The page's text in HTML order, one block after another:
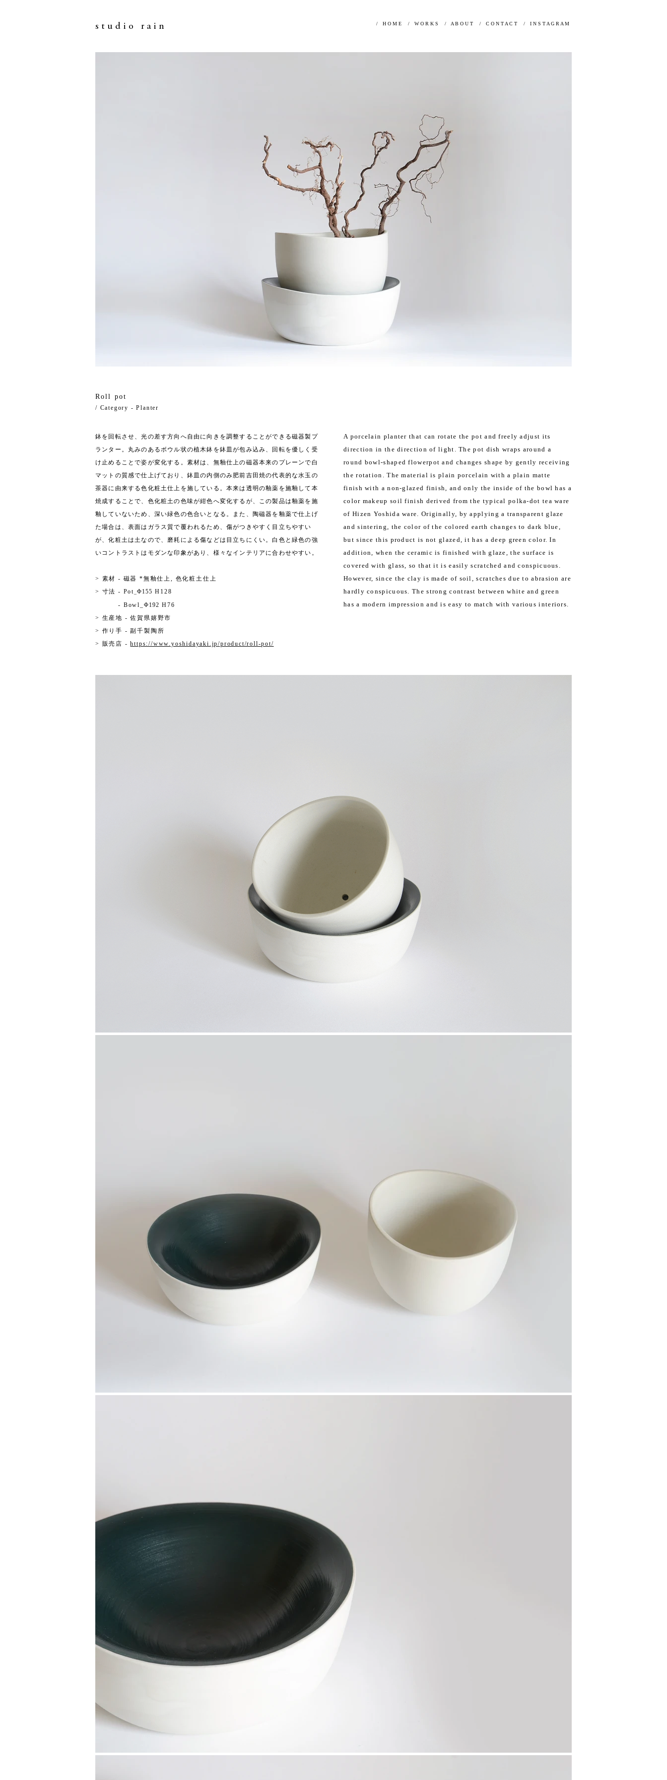
studio rain / H O M E / W O R K S / A B O U T / C O N T A C T / I N S T A G R A M
Roll pot
/ Category - Planter
鉢を回転させ、光の差す方向へ自由に向きを調整することができる磁器製プ
ランター。丸みのあるボウル状の植木鉢を鉢皿が包み込み、回転を優しく受
け止めることで姿が変化する。素材は、無釉仕上の磁器本来のプレーンで白
マットの質感で仕上げており、鉢皿の内側のみ肥前吉田焼の代表的な水玉の
茶器に由来する色化粧土仕上を施している。本来は透明の釉薬を施釉して本
焼成することで、色化粧土の色味が紺色へ変化するが、この製品は釉薬を施
釉していないため、深い緑色の色合いとなる。また、陶磁器を釉薬で仕上げ
た場合は、表面はガラス質で覆われるため、傷がつきやすく目立ちやすい
が、化粧土は土なので、磨耗による傷などは目立ちにくい。白色と緑色の強
いコントラストはモダンな印象があり、 様々なインテリアに合わせやすい。
> 素材 - 磁器 *無釉仕上, 色化粧土仕上
> 寸法 - Pot Φ155 H128
- Bowl_ Φ192 H76
> 生産地 - 佐賀県嬉野市
> 作り手 - 副千製陶所
> 販売店 -https://www.yoshidayaki.jp/product/roll-pot/
A porcelain planter that can rotate the pot and freely adjust its
direction in the direction of light. The pot dish wraps around a
round bowl-shaped flowerpot and changes shape by gently receiving
the rotation. The material is plain porcelain with a plain matte
finish with a non-glazed finish, and only the inside of the bowl has a
color makeup soil finish derived from the typical polka-dot tea ware
of Hizen Yoshida ware. Originally, by applying a transparent glaze
and sintering, the color of the colored earth changes to dark blue,
but since this product is not glazed, it has a deep green color. In
addition, when the ceramic is finished with glaze, the surface is
covered with glass, so that it is easily scratched and conspicuous.
However, since the clay is made of soil, scratches due to abrasion are
hardly conspicuous. The strong contrast between white and green
has a modern impression and is easy to match with various interiors.